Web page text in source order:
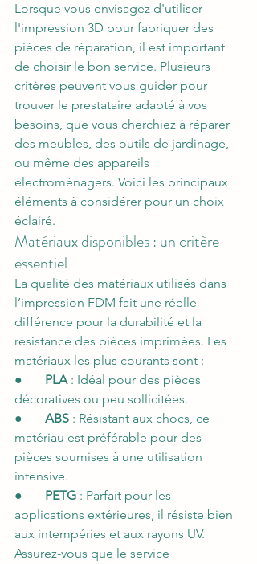
Lorsque vous envisagez d'utiliser
l'impression 3D pour fabriquer des
pièces de réparation, il est important
de choisir le bon service. Plusieurs
critères peuvent vous guider pour
trouver le prestataire adapté à vos
besoins, que vous cherchiez à réparer
des meubles, des outils de jardinage,
ou même des appareils
électroménagers. Voici les principaux
éléments à considérer pour un choix
éclairé.
Matériaux disponibles : un critère
essentiel
La qualité des matériaux utilisés dans
l’impression FDM fait une réelle
différence pour la durabilité et la
résistance des pièces imprimées. Les
matériaux les plus courants sont :
● PLA : Idéal pour des pièces
décoratives ou peu sollicitées.
● ABS : Résistant aux chocs, ce
matériau est préférable pour des
pièces soumises à une utilisation
intensive.
● PETG : Parfait pour les
applications extérieures, il résiste bien
aux intempéries et aux rayons UV.
Assurez-vous que le service